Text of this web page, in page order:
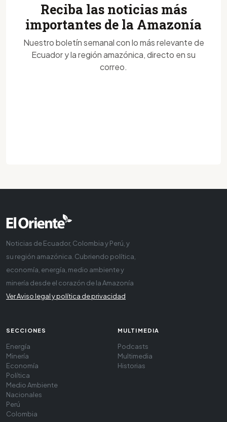
Reciba las noticias más
importantes de la Amazonía
Nuestro boletín semanal con lo más relevante de
Ecuador y la región amazónica, directo en su
correo.
Noticias de Ecuador, Colombia y Perú, y
su región amazónica. Cubriendo política,
economía, energía, medio ambiente y
minería desde el corazón de la Amazonía
Ver Aviso legal y política de privacidad
SECCIONES
Energía
Minería
Economía
Política
Medio Ambiente
Nacionales
Perú
Colombia
MULTIMEDIA
Podcasts
Multimedia
Historias